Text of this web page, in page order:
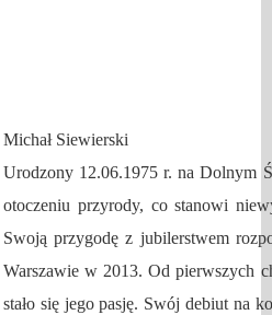
Michał Siewierski
Urodzony 12.06.1975 r. na Dolnym
otoczeniu przyrody, co stanowi
Swoją przygodę z jubilerstwem
Warszawie w 2013. Od pierwszych
stało się jego pasję. Swój debiut na